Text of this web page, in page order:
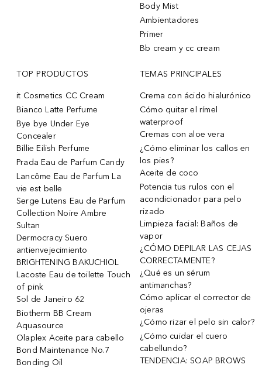
Body Mist
Ambientadores
Primer
Bb cream y cc cream
TOP PRODUCTOS
it Cosmetics CC Cream
Bianco Latte Perfume
Bye bye Under Eye
Concealer
Billie Eilish Perfume
Prada Eau de Parfum Candy
Lancôme Eau de Parfum La
vie est belle
Serge Lutens Eau de Parfum
Collection Noire Ambre
Sultan
Dermocracy Suero
antienvejecimiento
BRIGHTENING BAKUCHIOL
Lacoste Eau de toilette Touch
of pink
Sol de Janeiro 62
Biotherm BB Cream
Aquasource
Olaplex Aceite para cabello
Bond Maintenance No.7
Bonding Oil
TEMAS PRINCIPALES
Crema con ácido hialurónico
Cómo quitar el rímel
waterproof
Cremas con aloe vera
¿Cómo eliminar los callos en
los pies?
Aceite de coco
Potencia tus rulos con el
acondicionador para pelo
rizado
Limpieza facial: Baños de
vapor
¿CÓMO DEPILAR LAS CEJAS
CORRECTAMENTE?
¿Qué es un sérum
antimanchas?
Cómo aplicar el corrector de
ojeras
¿Cómo rizar el pelo sin calor?
¿Cómo cuidar el cuero
cabellundo?
TENDENCIA: SOAP BROWS